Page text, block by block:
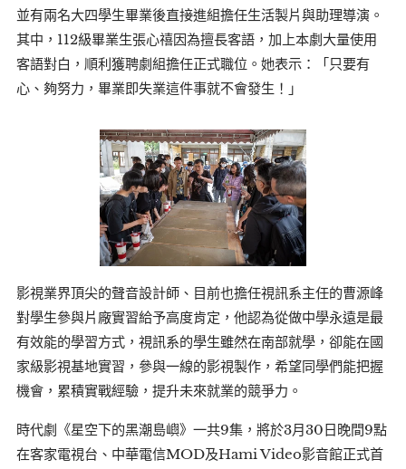
並有兩名大四學生畢業後直接進組擔任生活製片與助理導演。
其中，112級畢業生張心禧因為擅長客語，加上本劇大量使用
客語對白，順利獲聘劇組擔任正式職位。她表示：「只要有
心、夠努力，畢業即失業這件事就不會發生！」
影視業界頂尖的聲音設計師、目前也擔任視訊系主任的曹源峰
對學生參與片廠實習給予高度肯定，他認為從做中學永遠是最
有效能的學習方式，視訊系的學生雖然在南部就學，卻能在國
家級影視基地實習，參與一線的影視製作，希望同學們能把握
機會，累積實戰經驗，提升未來就業的競爭力。
時代劇《星空下的黑潮島嶼》一共9集，將於3月30日晚間9點
在客家電視台、中華電信MOD及Hami Video影音館正式首